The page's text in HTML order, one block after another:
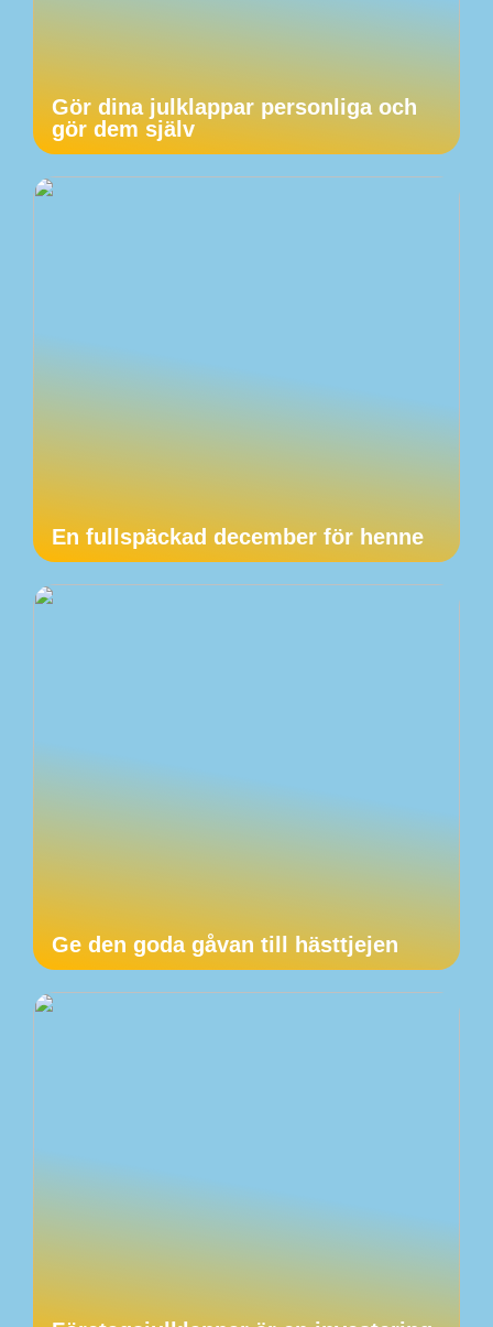
Gör dina julklappar personliga och
gör dem själv
En fullspäckad december för henne
Ge den goda gåvan till hästtjejen